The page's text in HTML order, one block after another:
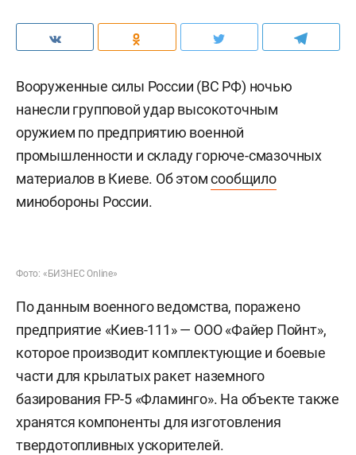
Вооруженные силы России (ВС РФ) ночью
нанесли групповой удар высокоточным
оружием по предприятию военной
промышленности и складу горюче-смазочных
материалов в Киеве. Об этомсообщило
минобороны России.
Фото: «БИЗНЕС Online»
По данным военного ведомства, поражено
предприятие «Киев-111» — ООО «Файер Пойнт»,
которое производит комплектующие и боевые
части для крылатых ракет наземного
базирования FP-5 «Фламинго». На объекте также
хранятся компоненты для изготовления
твердотопливных ускорителей.